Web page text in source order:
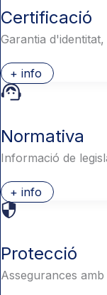
Certificació
Garantia
+ info
Normativa
Informació de
+ info
Protecció
Assegurances